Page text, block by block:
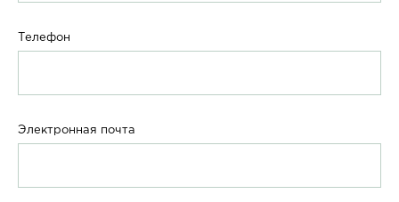
Телефон
Электронная почта